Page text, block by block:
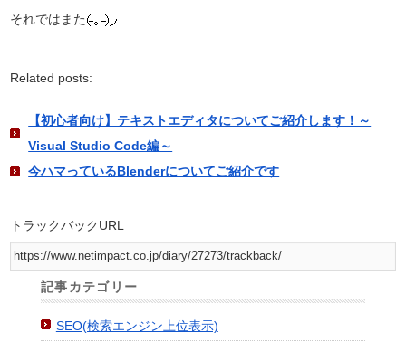
それではまた
Related posts:
【初心者向け】テキストエディタについてご紹介します！～
Visual Studio Code編～
今ハマっているBlenderについてご紹介です
トラックバックURL
記事カテゴリー
SEO(検索エンジン上位表示)